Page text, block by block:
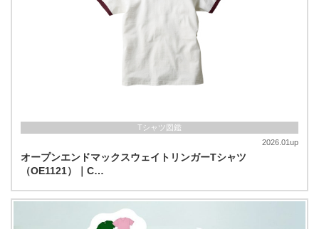
Tシャツ図鑑
2026.01up
オープンエンドマックスウェイトリンガーTシャツ
（OE1121）｜C…